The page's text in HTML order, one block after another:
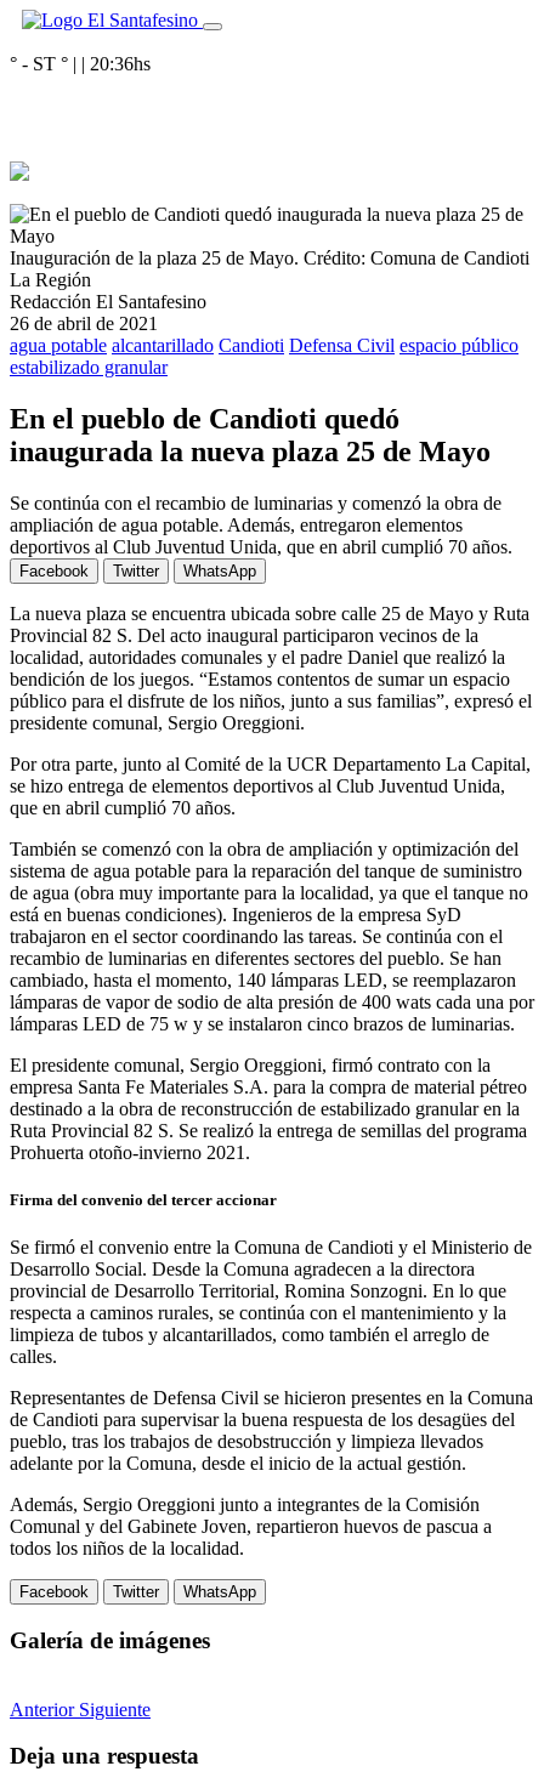
° - ST ° | | 20:36hs
Inauguración de la plaza 25 de Mayo. Crédito: Comuna de Candioti
La Región
Redacción El Santafesino
26 de abril de 2021
agua potable alcantarillado Candioti Defensa Civil espacio público
estabilizado granular
En el pueblo de Candioti quedó
inaugurada la nueva plaza 25 de Mayo
Se continúa con el recambio de luminarias y comenzó la obra de
ampliación de agua potable. Además, entregaron elementos
deportivos al Club Juventud Unida, que en abril cumplió 70 años.
Facebook Twitter WhatsApp
La nueva plaza se encuentra ubicada sobre calle 25 de Mayo y Ruta
Provincial 82 S. Del acto inaugural participaron vecinos de la
localidad, autoridades comunales y el padre Daniel que realizó la
bendición de los juegos. “Estamos contentos de sumar un espacio
público para el disfrute de los niños, junto a sus familias”, expresó el
presidente comunal, Sergio Oreggioni.
Por otra parte, junto al Comité de la UCR Departamento La Capital,
se hizo entrega de elementos deportivos al Club Juventud Unida,
que en abril cumplió 70 años.
También se comenzó con la obra de ampliación y optimización del
sistema de agua potable para la reparación del tanque de suministro
de agua (obra muy importante para la localidad, ya que el tanque no
está en buenas condiciones). Ingenieros de la empresa SyD
trabajaron en el sector coordinando las tareas. Se continúa con el
recambio de luminarias en diferentes sectores del pueblo. Se han
cambiado, hasta el momento, 140 lámparas LED, se reemplazaron
lámparas de vapor de sodio de alta presión de 400 wats cada una por
lámparas LED de 75 w y se instalaron cinco brazos de luminarias.
El presidente comunal, Sergio Oreggioni, firmó contrato con la
empresa Santa Fe Materiales S.A. para la compra de material pétreo
destinado a la obra de reconstrucción de estabilizado granular en la
Ruta Provincial 82 S. Se realizó la entrega de semillas del programa
Prohuerta otoño-invierno 2021.
Firma del convenio del tercer accionar
Se firmó el convenio entre la Comuna de Candioti y el Ministerio de
Desarrollo Social. Desde la Comuna agradecen a la directora
provincial de Desarrollo Territorial, Romina Sonzogni. En lo que
respecta a caminos rurales, se continúa con el mantenimiento y la
limpieza de tubos y alcantarillados, como también el arreglo de
calles.
Representantes de Defensa Civil se hicieron presentes en la Comuna
de Candioti para supervisar la buena respuesta de los desagües del
pueblo, tras los trabajos de desobstrucción y limpieza llevados
adelante por la Comuna, desde el inicio de la actual gestión.
Además, Sergio Oreggioni junto a integrantes de la Comisión
Comunal y del Gabinete Joven, repartieron huevos de pascua a
todos los niños de la localidad.
Facebook Twitter WhatsApp
Galería de imágenes
Anterior Siguiente
Deja una respuesta